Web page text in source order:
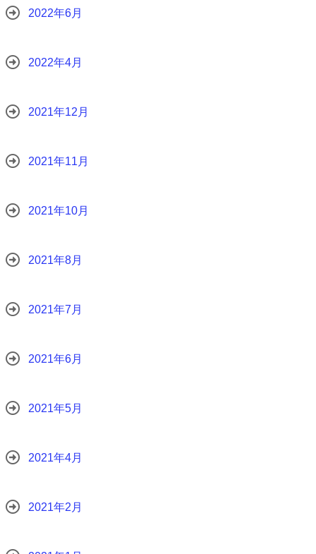
2022年6月
2022年4月
2021年12月
2021年11月
2021年10月
2021年8月
2021年7月
2021年6月
2021年5月
2021年4月
2021年2月